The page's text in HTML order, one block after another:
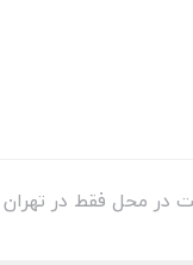
در محل فقط در تهران